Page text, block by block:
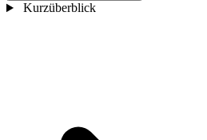
Kurzüberblick